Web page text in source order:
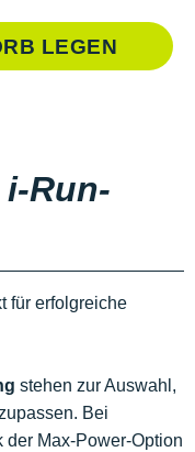
LEGEN
Run-
für erfolgreiche
stehen zur Auswahl,
Bei
der Max-Power-Option